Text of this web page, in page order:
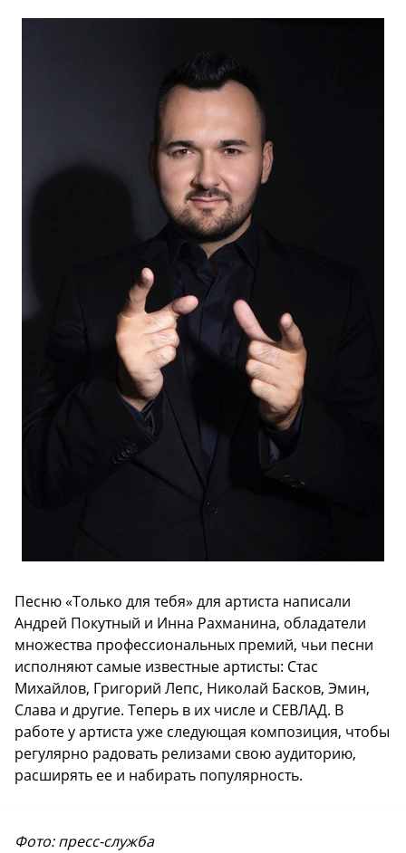
Песню «Только для тебя» для артиста написали
Андрей Покутный и Инна Рахманина, обладатели
множества профессиональных премий, чьи песни
исполняют самые известные артисты: Стас
Михайлов, Григорий Лепс, Николай Басков, Эмин,
Слава и другие. Теперь в их числе и СЕВЛАД. В
работе у артиста уже следующая композиция, чтобы
регулярно радовать релизами свою аудиторию,
расширять ее и набирать популярность.
Фото: пресс-служба